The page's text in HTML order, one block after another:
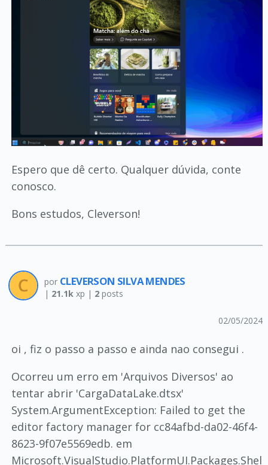
Espero que dê certo. Qualquer dúvida, conte
conosco.
Bons estudos, Cleverson!
por CLEVERSON SILVA MENDES
| 21.1kxp | 2posts
02/05/2024
oi , fiz o passo a passo e ainda nao consegui .
Ocorreu um erro em 'Arquivos Diversos' ao
tentar abrir 'CargaDataLake.dtsx'
System.ArgumentException: Failed to get the
editor factory manager for cc84afbd-da02-46f4-
8623-9f07e5569edb. em
Microsoft.VisualStudio.PlatformUI.Packages.Shel